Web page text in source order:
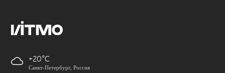
+20
Санкт-Петербург, Россия